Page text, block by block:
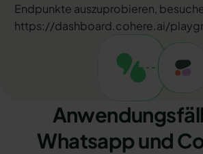
Endpunkte auszuprobieren,
https://dashboard.cohere.ai/
Whatsapp und